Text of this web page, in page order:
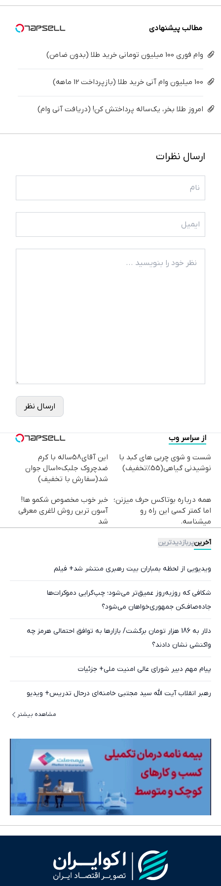
کن شد!
کننده
مطالب پیشنهادی
وام فوری 100 میلیون تومانی خرید طلا (بدون ضامن)
100 میلیون وام آنی خرید طلا (بازپرداخت 12 ماهه)
امروز طلا بخر، یک‌ساله پرداختش کن! (دریافت آنی وام)
ارسال نظرات
ارسال نظر
از سراسر وب
شست و شوی چربی های کبد با
نوشیدنی گیاهی(55%تخفیف)
این آقای58ساله با کرم
ضدچروک جلبک10سال جوان
شد(سفارش با تخفیف)
همه درباره بوتاکس حرف میزنن؛
اما کمتر کسی این راه رو
میشناسه.
خبر خوب مخصوص شکمو ها!
آسون ترین روش لاغری معرفی
شد
آخرینپربازدیدترین
ویدیویی از لحظه بمباران بیت رهبری منتشر شد+ فیلم
شکافی که روزبه‌روز عمیق‌تر می‌شود؛ چپ‌گرایی دموکرات‌ها
جاده‌صاف‌کن جمهوری‌خواهان می‌شود؟
دلار به 186 هزار تومان برگشت/ بازارها به توافق احتمالی هرمز چه
واکنشی نشان دادند؟
پیام مهم دبیر شورای عالی امنیت ملی+ جزئیات
رهبر انقلاب آیت الله سید مجتبی خامنه‌ای درحال تدریس+ ویدیو
مشاهده بیشتر